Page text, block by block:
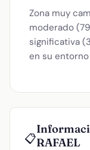
Zona muy
moderado
significativa
en su
📋RAFAEL